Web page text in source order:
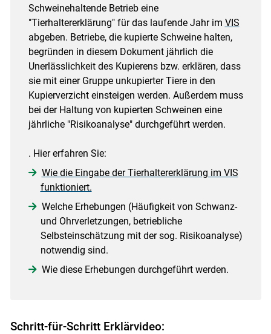
Schweinehaltende Betrieb eine
"Tierhaltererklärung" für das laufende Jahr im VIS
abgeben. Betriebe, die kupierte Schweine halten,
begründen in diesem Dokument jährlich die
Unerlässlichkeit des Kupierens bzw. erklären, dass
sie mit einer Gruppe unkupierter Tiere in den
Kupierverzicht einsteigen werden. Außerdem muss
bei der Haltung von kupierten Schweinen eine
jährliche "Risikoanalyse" durchgeführt werden.
. Hier erfahren Sie:
Wie die Eingabe der Tierhaltererklärung im VIS
funktioniert.
Welche Erhebungen (Häufigkeit von Schwanz-
und Ohrverletzungen, betriebliche
Selbsteinschätzung mit der sog. Risikoanalyse)
notwendig sind.
Wie diese Erhebungen durchgeführt werden.
Schritt-für-Schritt Erklärvideo: